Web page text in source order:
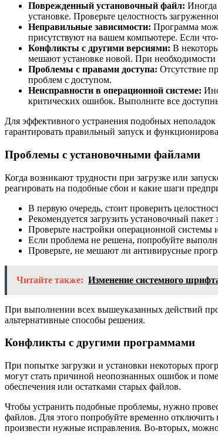
Поврежденный установочный файл: Иногда
установке. Проверьте целостность
Неправильные зависимости: Программа
присутствуют на вашем компьютере. Если
Конфликты с другими версиями: В
мешают установке новой. При необходимости
Проблемы с правами доступа: Отсутствие
проблем с доступом.
Неисправности в операционной системе:
критических ошибок. Выполните все
Для эффективного устранения подобных
гарантировать правильный запуск и
Проблемы с установочными файлами
Когда возникают трудности при загрузке или
реагировать на подобные сбои и какие шаги
В первую очередь, стоит проверить
Рекомендуется загрузить установочный
Проверьте настройки операционной системы
Если проблема не решена, попробуйте
Проверьте, не мешают ли антивирусные
Читайте также: Изменение системного
При выполнении всех вышеуказанных действий
альтернативные способы решения.
Конфликты с другими программами
При попытке загрузки и установки некоторых
могут стать причиной неопознанных ошибок и
обеспечения или остатками старых файлов.
Чтобы устранить подобные проблемы, нужно
файлов. Для этого попробуйте временно
произвести нужные исправления. Во-вторых,